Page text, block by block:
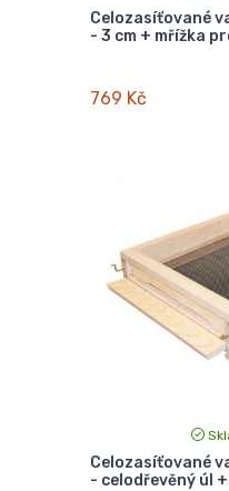
Celozasíťované
- 3 cm + mřížka
769 Kč
Celozasíťované
- celodřevěný úl +